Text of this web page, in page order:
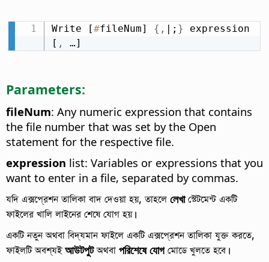
Write [#fileNum] { , |; } expression
[ , …]
Parameters:
fileNum: Any numeric expression that contains
the file number that was set by the Open
statement for the respective file.
expression list: Variables or expressions that you
want to enter in a file, separated by commas.
যদি এক্সপ্রেশন তালিকা বাদ দেওয়া হয়, তাহলে লেখাস্টেটমেন্ট একটি
ফাইলের খালি লাইনের শেষে যোগ হয়।
একটি নতুন অথবা বিদ্যমান ফাইলে একটি এক্সপ্রেশন তালিকা যুক্ত করতে,
ফাইলটি অবশ্যইআউটপুটঅথবা পরিশেষে যোগমোডে খুলতে হবে।